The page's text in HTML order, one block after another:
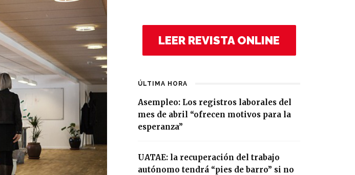
LEER REVISTA ONLINE
ÚLTIMA HORA
Asempleo: Los registros laborales del
mes de abril “ofrecen motivos para la
esperanza”
UATAE: la recuperación del trabajo
autónomo tendrá “pies de barro” si no